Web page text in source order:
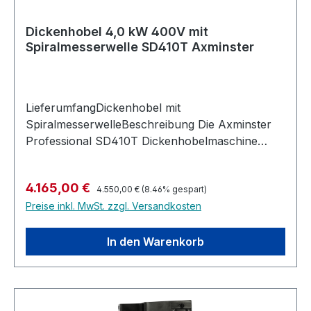
Dickenhobel 4,0 kW 400V mit
Spiralmesserwelle SD410T Axminster
LieferumfangDickenhobel mit
SpiralmesserwelleBeschreibung Die Axminster
Professional SD410T Dickenhobelmaschine
ideale Wahl für anspruchsvolle Hobelarbeiten.
Die Messerwelle ist mit 72 Wendemessern
ausgestattet und sorgt für eine außergewöhnlich
glatte Oberfläche. Gleichzeitig bietet er eine
deutlich längere Standzeit als herkömmliche
stumpf wird, kann die Wendeschneidplatte mit
dem mitgelieferten Torx-Schlüssel einfach um
Verkaufspreis:
4.165,00 € Regulärer Preis:
4.550,00 € (8.46% gespart)
Preise inkl. MwSt. zzgl. Versandkosten
In den Warenkorb